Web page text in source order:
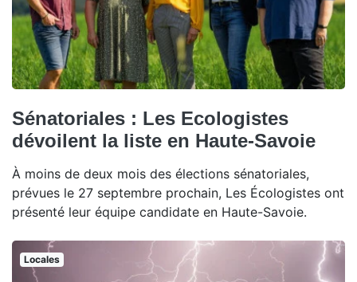
Sénatoriales : Les Ecologistes
dévoilent la liste en Haute-Savoie
À moins de deux mois des élections sénatoriales,
prévues le 27 septembre prochain, Les Écologistes ont
présenté leur équipe candidate en Haute-Savoie.
Locales